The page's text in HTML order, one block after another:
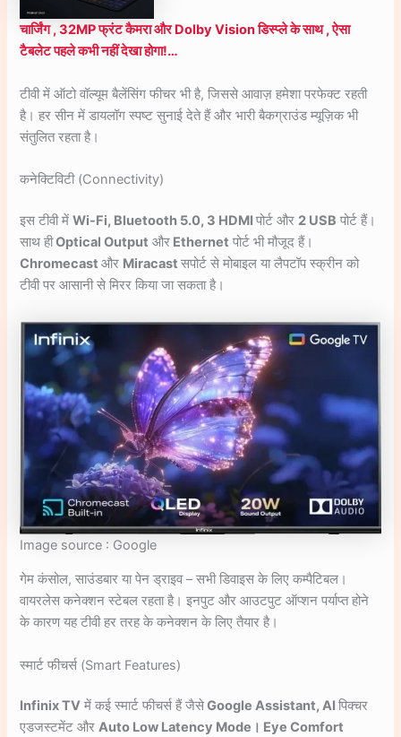
चार्जिंग , 32MP फ्रंट कैमरा और Dolby Vision डिस्प्ले के साथ , ऐसा
टैबलेट पहले कभी नहीं देखा होगा!…
टीवी में ऑटो वॉल्यूम बैलेंसिंग फीचर भी है, जिससे आवाज़ हमेशा परफेक्ट रहती
है। हर सीन में डायलॉग स्पष्ट सुनाई देते हैं और भारी बैकग्राउंड म्यूज़िक भी
संतुलित रहता है।
कनेक्टिविटी (Connectivity)
इस टीवी मेंWi-Fi, Bluetooth 5.0, 3 HDMIपोर्ट और 2 USB पोर्ट हैं।
साथ हीOptical Output और Ethernet पोर्ट भी मौजूद हैं।
Chromecastऔर Miracastसपोर्ट से मोबाइल या लैपटॉप स्क्रीन को
टीवी पर आसानी से मिरर किया जा सकता है।
Image source : Google
गेम कंसोल, साउंडबार या पेन ड्राइव – सभी डिवाइस के लिए कम्पैटिबल।
वायरलेस कनेक्शन स्टेबल रहता है। इनपुट और आउटपुट ऑप्शन पर्याप्त होने
के कारण यह टीवी हर तरह के कनेक्शन के लिए तैयार है।
स्मार्ट फीचर्स (Smart Features)
Infinix TV में कई स्मार्ट फीचर्स हैं जैसेGoogle Assistant, AIपिक्चर
एडजस्टमेंट औरAuto Low Latency Mode। Eye Comfort